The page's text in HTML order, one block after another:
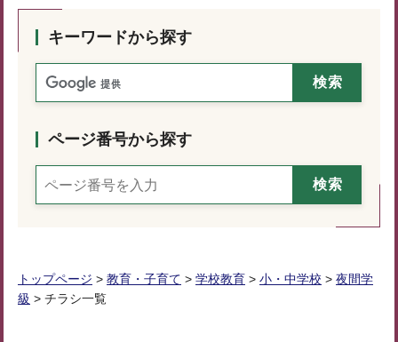
キーワードから探す
ページ番号から探す
トップページ > 教育・子育て > 学校教育 > 小・中学校 > 夜間学
級 > チラシ一覧